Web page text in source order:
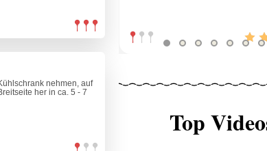
nehmen, auf
her in ca. 5 - 7
Top